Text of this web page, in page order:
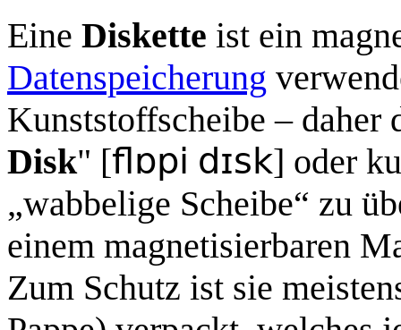
Eine Diskette ist ein
Datenspeicherung
Kunststoffscheibe – daher
Disk" [flɒpi dɪsk] oder
„wabbelige Scheibe“ zu
einem magnetisierbaren
Zum Schutz ist sie